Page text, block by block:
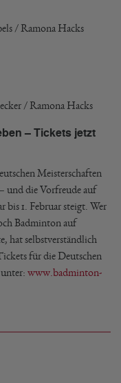
/ Ramona Hacks
/ Ramona Hacks
– Tickets jetzt
Meisterschaften
und die Vorfreude auf
bis 1. Februar steigt. Wer
Badminton auf
hat selbstverständlich
für die Deutschen
www.badminton-